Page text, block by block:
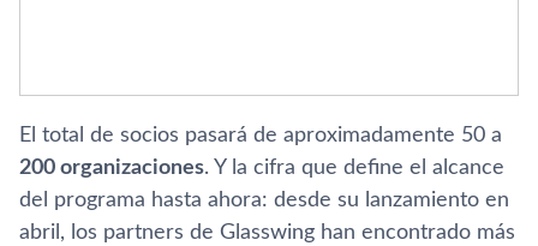
El total de socios pasará de aproximadamente 50 a
200 organizaciones. Y la cifra que define el alcance
del programa hasta ahora: desde su lanzamiento en
abril, los partners de Glasswing han encontrado más